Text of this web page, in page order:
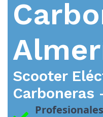
Scooter
Carboneras